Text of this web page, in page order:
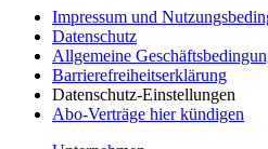
Impressum und
Datenschutz
Allgemeine
Barrierefreiheitserklärung
Datenschutz-Einstellungen
Abo-Verträge hier kündigen